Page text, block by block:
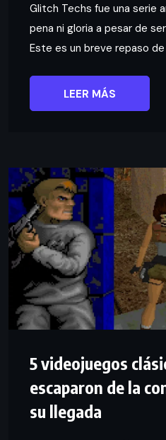
Glitch Techs fue una serie
pena ni gloria a pesar de
Este es un breve repaso
LEER MÁS
5 videojuegos
escaparon de la
su llegada